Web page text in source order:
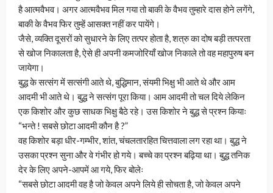
है आत्मवैभव। अगर आत्मवैभव मिल गया तो बाकी के वैभव तुम्हारे दास होने लगेंगे,
बाकी के वैभव फिर तुम्हें आसक्त नहीं कर पायेंगे।
जैसे, व्यक्ति दूसरों को सुधारने के लिए तत्पर होता है, शत्रु का दोष बड़ी तत्परता
से खोज निकालता है, ऐसे ही अपनी कमजोरियाँ खोज निकाले तो वह महापुरुष बन
जायेगा।
बुद्ध के सत्संग में सत्संगी आते थे, बुद्धिमान, संयमी भिक्षु भी आते थे और आम
आदमी भी आते थे। बुद्ध ने सत्संग पूरा किया। आम आदमी तो चल दिये लेकिन
एक किशोर और कुछ साधक भिक्षु बैठे रहे। उस किशोर ने बुद्ध से प्रश्न कियाः
“भन्ते ! सबसे छोटा आदमी कौन है ?”
वह किशोर बड़ा धीर-गम्भीर, शांत, चंचलतारहित चित्तवाला लग रहा था। बुद्ध ने
उसका प्रश्न सुना और वे गंभीर हो गये। बच्चे का प्रश्न बढ़िया था। बुद्ध तनिक
देर के लिए अपने-आपमें आ गये, फिर बोलेः
“सबसे छोटा आदमी वह है जो केवल अपने लिये ही सोचता है, जो केवल अपने